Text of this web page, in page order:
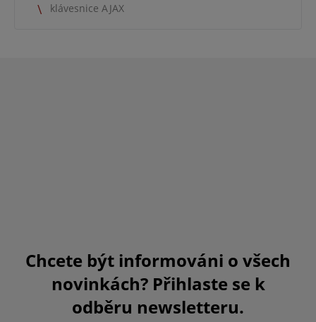
klávesnice AJAX
Chcete být informováni o všech
novinkách? Přihlaste se k
odběru newsletteru.